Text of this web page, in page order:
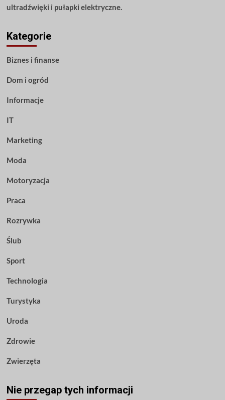
ultradźwięki i pułapki elektryczne.
Kategorie
Biznes i finanse
Dom i ogród
Informacje
IT
Marketing
Moda
Motoryzacja
Praca
Rozrywka
Ślub
Sport
Technologia
Turystyka
Uroda
Zdrowie
Zwierzęta
Nie przegap tych informacji